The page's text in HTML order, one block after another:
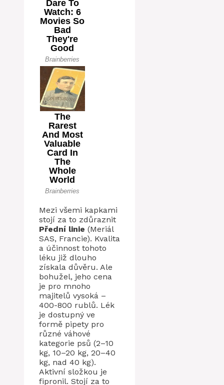
Mezi všemi kapkami
stojí za to zdůraznit
Přední linie (Meriál
SAS, Francie). Kvalita
a účinnost tohoto
léku již dlouho
získala důvěru. Ale
bohužel, jeho cena
je pro mnoho
majitelů vysoká –
400-800 rublů. Lék
je dostupný ve
formě pipety pro
různé váhové
kategorie psů (2–10
kg, 10–20 kg, 20–40
kg, nad 40 kg).
Aktivní složkou je
fipronil. Stojí za to